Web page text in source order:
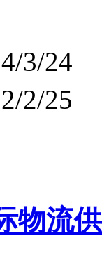
3/24
2/25
物流